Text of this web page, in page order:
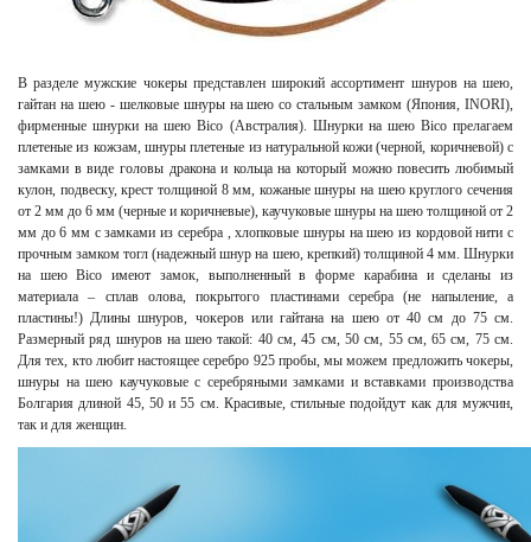
В разделе мужские чокеры представлен широкий ассортимент шнуров на шею,
гайтан на шею - шелковые шнуры на шею со стальным замком (Япония, INORI),
фирменные шнурки на шею Bico (Австралия). Шнурки на шею Bico прелагаем
плетеные из кожзам, шнуры плетеные из натуральной кожи (черной, коричневой) с
замками в виде головы дракона и кольца на который можно повесить любимый
кулон, подвеску, крест толщиной 8 мм, кожаные шнуры на шею круглого сечения
от 2 мм до 6 мм (черные и коричневые), каучуковые шнуры на шею толщиной от 2
мм до 6 мм с замками из серебра , хлопковые шнуры на шею из кордовой нити с
прочным замком тогл (надежный шнур на шею, крепкий) толщиной 4 мм. Шнурки
на шею Bico имеют замок, выполненный в форме карабина и сделаны из
материала – сплав олова, покрытого пластинами серебра (не напыление, а
пластины!) Длины шнуров, чокеров или гайтана на шею от 40 см до 75 см.
Размерный ряд шнуров на шею такой: 40 см, 45 см, 50 см, 55 см, 65 см, 75 см.
Для тех, кто любит настоящее серебро 925 пробы, мы можем предложить чокеры,
шнуры на шею каучуковые с серебряными замками и вставками производства
Болгария длиной 45, 50 и 55 см. Красивые, стильные подойдут как для мужчин,
так и для женщин.